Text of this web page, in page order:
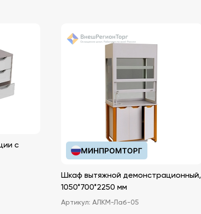
с
МИНПРОМТОРГ
Шкаф вытяжной демонстрационный,
1050*700*2250 мм
Артикул: АЛКМ-Лаб-05